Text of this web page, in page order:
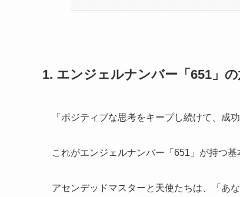
1. エンジェルナンバー「651」
「ポジティブな思考をキープし続けて、成
これがエンジェルナンバー「651」が持つ基
アセンデッドマスターと天使たちは、「あ